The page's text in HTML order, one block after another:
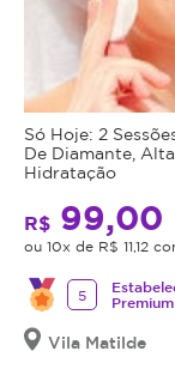
Só Hoje: 2
De Diamante,
Hidratação
R$ 99,00
ou 10x de R$ 11,12
5
Premium
Vila Matilde